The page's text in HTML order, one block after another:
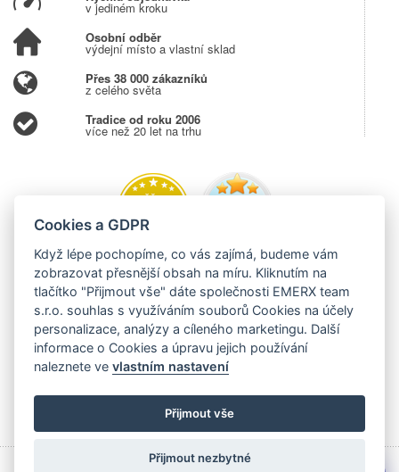
v jediném kroku
Osobní odběr
výdejní místo a vlastní sklad
Přes 38 000 zákazníků
z celého světa
Tradice od roku 2006
více než 20 let na trhu
Cookies a GDPR
Když lépe pochopíme, co vás zajímá, budeme vám
zobrazovat přesnější obsah na míru. Kliknutím na
tlačítko "Přijmout vše" dáte společnosti EMERX team
s.r.o. souhlas s využíváním souborů Cookies na účely
personalizace, analýzy a cíleného marketingu. Další
informace o Cookies a úpravu jejich používání
naleznete vevlastním nastavení
Přijmout vše
Přijmout nezbytné